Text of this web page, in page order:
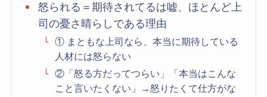
怒られる＝期待されてるは嘘、ほとんど上
司の憂さ晴らしである理由
① まともな上司なら、本当に期待している
人材には怒らない
②「怒る方だってつらい」「本当はこんな
こと言いたくない」→怒りたくて仕方がな